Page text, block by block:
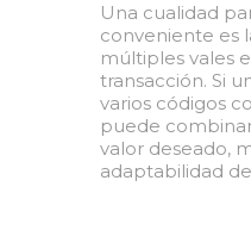
Una cualidad
conveniente es
múltiples vales
transacción. Si
varios códigos
puede
valor deseado,
adaptabilidad